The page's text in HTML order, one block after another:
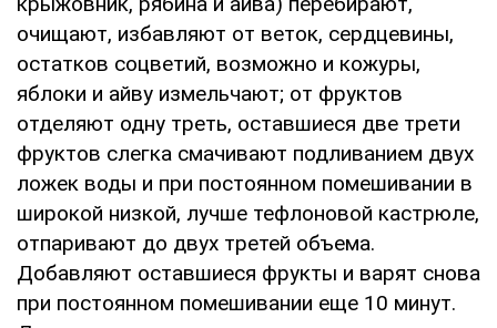
очищают, избавляют от веток, сердцевины,
остатков соцветий, возможно и кожуры,
яблоки и айву измельчают; от фруктов
отделяют одну треть, оставшиеся две трети
фруктов слегка смачивают подливанием двух
ложек воды и при постоянном помешивании в
широкой низкой, лучше тефлоновой кастрюле,
отпаривают до двух третей объема.
Добавляют оставшиеся фрукты и варят снова
при постоянном помешивании еще 10 минут.